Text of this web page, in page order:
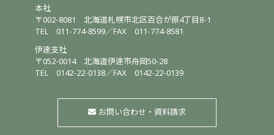
本社
〒002-8081北海道札幌市北区百合が原4丁目8-1
TEL011-774-8599／FAX 011-774-8581
伊達支社
〒052-0014北海道伊達市舟岡50-28
TEL0142-22-0138／FAX 0142-22-0139
お問い合わせ・資料請求